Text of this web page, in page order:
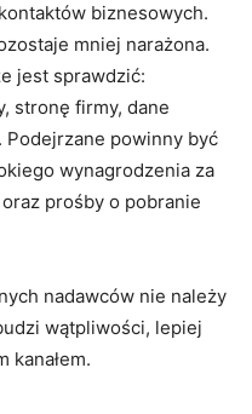
biznesowych.
mniej narażona.
jest sprawdzić:
stronę firmy, dane
powinny być
wynagrodzenia za
prośby o pobranie
nadawców nie należy
wątpliwości, lepiej
kanałem.